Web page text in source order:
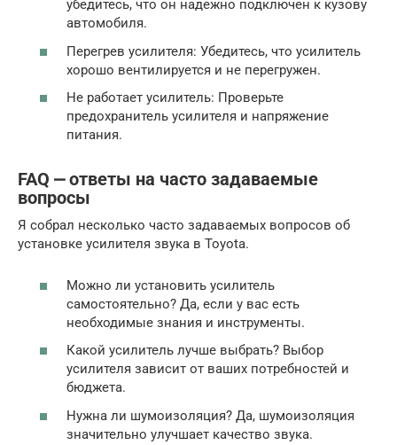
убедитесь, что он надежно подключен к кузову
автомобиля.
Перегрев усилителя: Убедитесь, что усилитель
хорошо вентилируется и не перегружен.
Не работает усилитель: Проверьте
предохранитель усилителя и напряжение
питания.
FAQ ⎼ ответы на часто задаваемые
вопросы
Я собрал несколько часто задаваемых вопросов об
установке усилителя звука в Toyota.
Можно ли установить усилитель
самостоятельно? Да, если у вас есть
необходимые знания и инструменты.
Какой усилитель лучше выбрать? Выбор
усилителя зависит от ваших потребностей и
бюджета.
Нужна ли шумоизоляция? Да, шумоизоляция
значительно улучшает качество звука.